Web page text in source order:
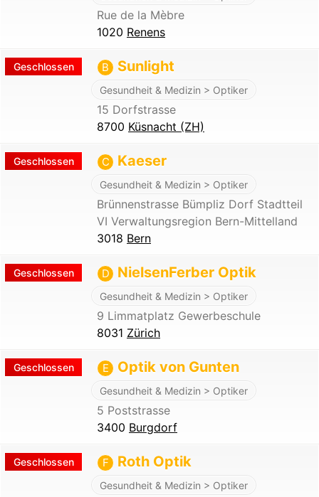
Rue de la Mèbre
1020 Renens
Geschlossen B Sunlight
Gesundheit & Medizin > Optiker
15 Dorfstrasse
8700 Küsnacht (ZH)
Geschlossen C Kaeser
Gesundheit & Medizin > Optiker
Brünnenstrasse Bümpliz Dorf Stadtteil
VI Verwaltungsregion Bern-Mittelland
3018 Bern
Geschlossen D NielsenFerber Optik
Gesundheit & Medizin > Optiker
9 Limmatplatz Gewerbeschule
8031 Zürich
Geschlossen E Optik von Gunten
Gesundheit & Medizin > Optiker
5 Poststrasse
3400 Burgdorf
Geschlossen F Roth Optik
Gesundheit & Medizin > Optiker